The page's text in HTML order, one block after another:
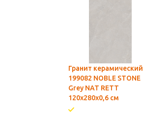
Гранит керамический
199082 NOBLE STONE
Grey NAT RETT
120x280x0,6 см